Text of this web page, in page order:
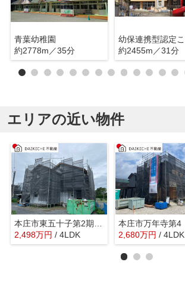
青葉幼稚園
約2778m／35分
約2455m／31分
エリアの近い物件
本庄市東五十子第2期 ワイウッドコート 新築戸建 全7区画 1号棟
2,498万円 / 4LDK
2,680万円 / 4LDK